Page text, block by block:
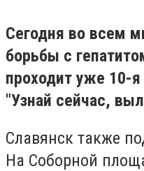
Сегодня во всем
борьбы с
проходит уже 10-
"Узнай сейчас,
Славянск также
На Соборной